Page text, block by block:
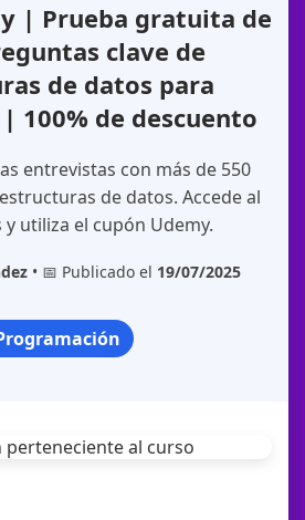
| Prueba gratuita de
clave de
de datos para
100% de descuento
entrevistas con más de 550
de datos. Accede al
utiliza el cupón Udemy.
• 📅 Publicado el 19/07/2025